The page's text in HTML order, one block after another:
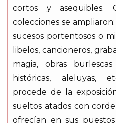
cortos y asequibles.
colecciones se
sucesos portentosos o
libelos, cancioneros,
magia, obras
históricas, aleluyas,
procede de la
sueltos atados con
ofrecían en sus